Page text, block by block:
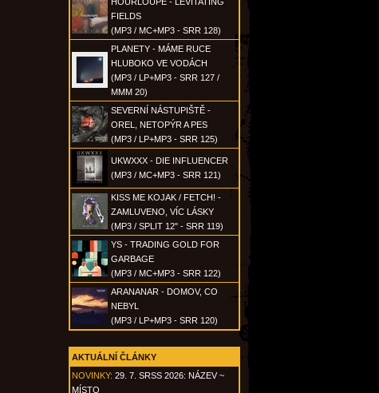
FIELDS
(MP3 / MC+MP3 - SRR 128)
PLANETY - MÁME RUCE
HLUBOKO VE VODÁCH
(MP3 / LP+MP3 - SRR 127 /
MMM 20)
SEVERNÍ NÁSTUPIŠTĚ -
OREL, NETOPÝR A PES
(MP3 / LP+MP3 - SRR 125)
UKWXXX - DIE INFLUENCER
(MP3 / MC+MP3 - SRR 121)
KISS ME KOJAK / FETCH! -
ZAMLUVENO, VÍC LÁSKY
(MP3 / SPLIT 12" - SRR 119)
YS - TRADING GOLD FOR
GARBAGE
(MP3 / MC+MP3 - SRR 122)
ARANANAR - DOMOV, CO
NEBYL
(MP3 / LP+MP3 - SRR 120)
AKTUÁLNÍ ČLÁNKY
NOVINKY: 29. 7. SRSS 2026: NÁZEV ~
MÍSTO